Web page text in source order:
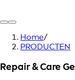
Home/
PRODUCTEN
Repair & Care